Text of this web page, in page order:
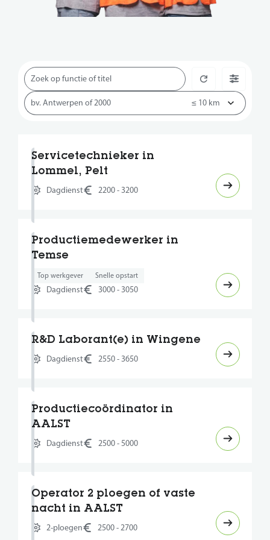
Servicetechnieker in
Lommel, Pelt
Dagdienst 2200 - 3200
Productiemedewerker in
Temse
Top werkgever Snelle opstart
Dagdienst 3000 - 3050
R&D Laborant(e) in Wingene
Dagdienst 2550 - 3650
Productiecoördinator in
AALST
Dagdienst 2500 - 5000
Operator 2 ploegen of vaste
nacht in AALST
2-ploegen 2500 - 2700